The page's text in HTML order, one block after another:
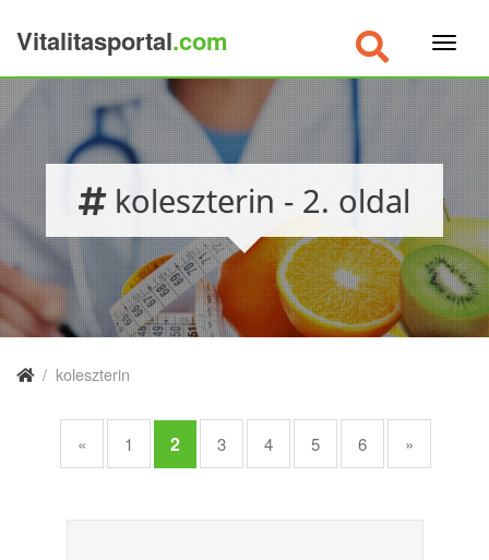
Vitalitasportal.com
koleszterin - 2. oldal
/ koleszterin
« 1 2 3 4 5 6 »
×